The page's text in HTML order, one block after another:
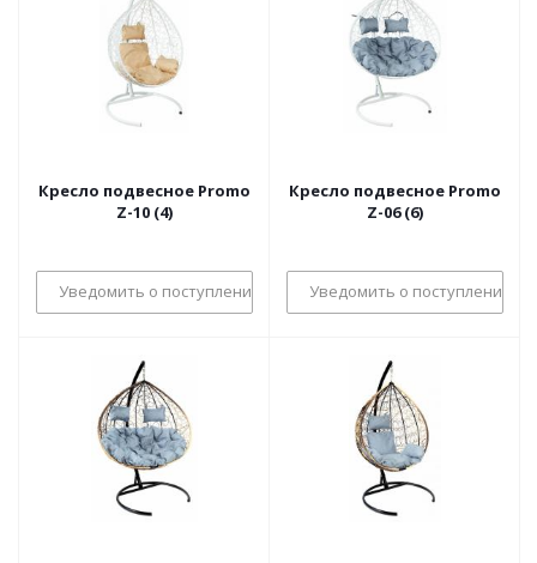
Кресло подвесное Promo
Z-10 (4)
Уведомить о поступлении
Кресло подвесное Promo
Z-06 (6)
Уведомить о поступлении